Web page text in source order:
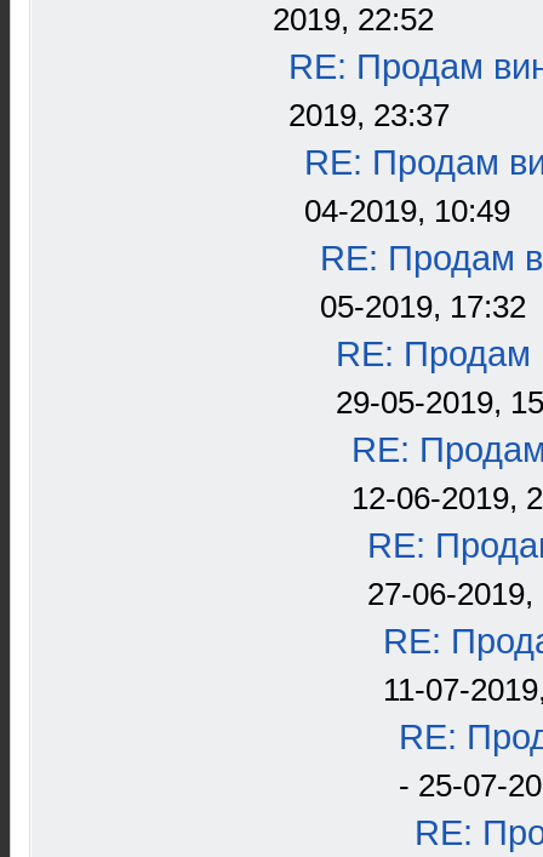
2019, 22:52
RE: Продам
2019, 23:37
RE: Продам
04-2019, 10:49
RE: Продам
05-2019, 17:32
RE: Продам
29-05-2019,
RE:
12-06-2019,
RE:
27-06-2019,
RE:
11-07-
RE:
- 25-07-
RE: